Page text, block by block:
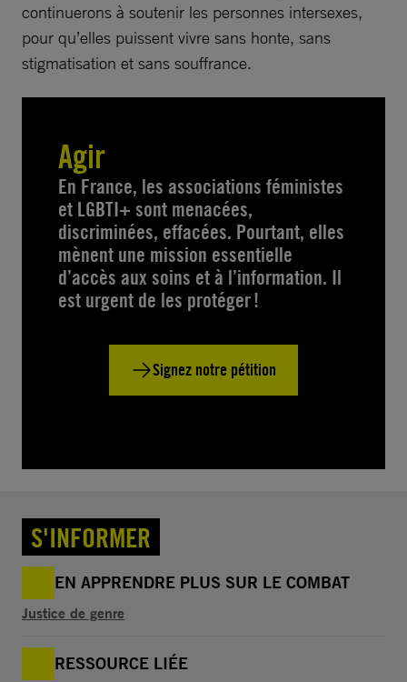
continuerons à soutenir les personnes intersexes,
pour qu’elles puissent vivre sans honte, sans
stigmatisation et sans souffrance.
Agir
En France, les associations féministes
et LGBTI+ sont menacées,
discriminées, effacées. Pourtant, elles
mènent une mission essentielle
d’accès aux soins et à l’information. Il
est urgent de les protéger !
Signez notre pétition
S'INFORMER
EN APPRENDRE PLUS SUR LE COMBAT
Justice de genre
RESSOURCE LIÉE